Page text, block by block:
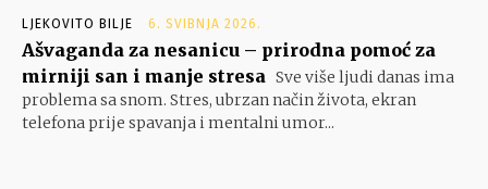
LJEKOVITO BILJE 6. SVIBNJA 2026.
Ašvaganda za nesanicu – prirodna pomoć za
mirniji san i manje stresa Sve više ljudi danas ima
problema sa snom. Stres, ubrzan način života, ekran
telefona prije spavanja i mentalni umor...